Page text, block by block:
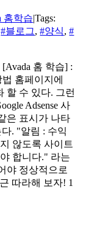
홈학습|Tags:
#블로그,#양식,#
홈 학습] :
홈페이지에
할 수 있다. 그런
Adsense 사
은 표시가 나타
. "알림 : 수익
않도록 사이트
합니다." 라는
야 정상적으로
따라해 보자! 1